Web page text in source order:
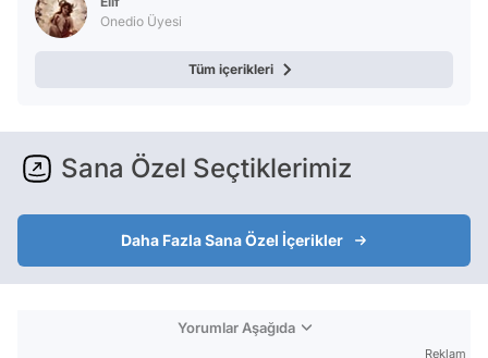
Onedio Üyesi
Tüm içerikleri
Sana Özel Seçtiklerimiz
Daha Fazla Sana Özel İçerikler
Yorumlar Aşağıda
Reklam